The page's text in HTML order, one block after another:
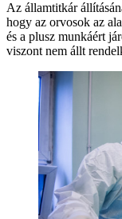
Az államtitkár
hogy az orvosok az
és a plusz munkáért
viszont nem állt